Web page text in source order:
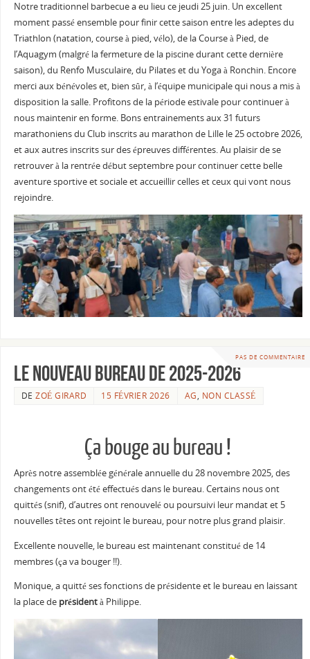
Notre traditionnel barbecue a eu lieu ce jeudi 25 juin. Un excellent
moment passé ensemble pour finir cette saison entre les adeptes du
Triathlon (natation, course à pied, vélo), de la Course à Pied, de
l’Aquagym (malgré la fermeture de la piscine durant cette dernière
saison), du Renfo Musculaire, du Pilates et du Yoga à Ronchin. Encore
merci aux bénévoles et, bien sûr, à l’équipe municipale qui nous a mis à
disposition la salle. Profitons de la période estivale pour continuer à
nous maintenir en forme. Bons entrainements aux 31 futurs
marathoniens du Club inscrits au marathon de Lille le 25 octobre 2026,
et aux autres inscrits sur des épreuves différentes. Au plaisir de se
retrouver à la rentrée début septembre pour continuer cette belle
aventure sportive et sociale et accueillir celles et ceux qui vont nous
rejoindre.
PAS DE COMMENTAIRE
Le nouveau bureau de 2025-2026
DEZOÉ GIRARD 15 FÉVRIER 2026 AG, NON CLASSÉ
Ça bouge au bureau !
Après notre assemblée générale annuelle du 28 novembre 2025, des
changements ont été effectués dans le bureau. Certains nous ont
quittés (snif), d’autres ont renouvelé ou poursuivi leur mandat et 5
nouvelles têtes ont rejoint le bureau, pour notre plus grand plaisir.
Excellente nouvelle, le bureau est maintenant constitué de 14
membres (ça va bouger !!).
Monique, a quitté ses fonctions de présidente et le bureau en laissant
la place de présidentà Philippe.